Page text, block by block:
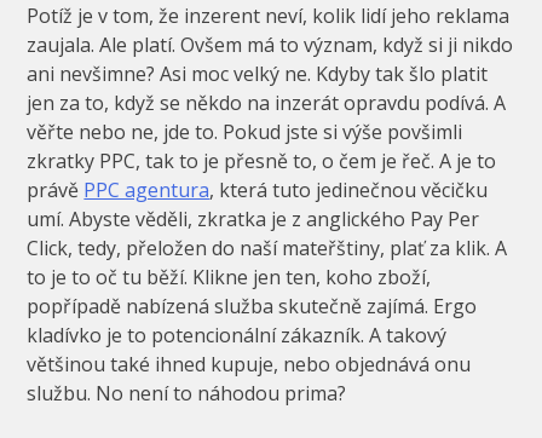
Potíž je v tom, že inzerent neví, kolik lidí jeho reklama
zaujala. Ale platí. Ovšem má to význam, když si ji nikdo
ani nevšimne? Asi moc velký ne. Kdyby tak šlo platit
jen za to, když se někdo na inzerát opravdu podívá. A
věřte nebo ne, jde to. Pokud jste si výše povšimli
zkratky PPC, tak to je přesně to, o čem je řeč. A je to
právě PPC agentura, která tuto jedinečnou věcičku
umí. Abyste věděli, zkratka je z anglického Pay Per
Click, tedy, přeložen do naší mateřštiny, plať za klik. A
to je to oč tu běží. Klikne jen ten, koho zboží,
popřípadě nabízená služba skutečně zajímá. Ergo
kladívko je to potencionální zákazník. A takový
většinou také ihned kupuje, nebo objednává onu
službu. No není to náhodou prima?